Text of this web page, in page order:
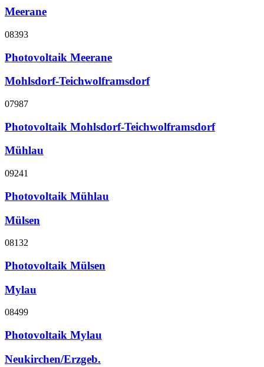
Meerane
08393
Photovoltaik Meerane
Mohlsdorf-Teichwolframsdorf
07987
Photovoltaik Mohlsdorf-Teichwolframsdorf
Mühlau
09241
Photovoltaik Mühlau
Mülsen
08132
Photovoltaik Mülsen
Mylau
08499
Photovoltaik Mylau
Neukirchen/Erzgeb.